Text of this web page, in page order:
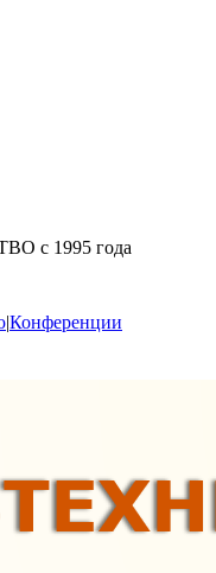
с 1995 года
|Конференции